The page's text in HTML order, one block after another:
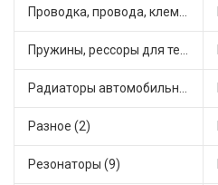
Проводка, провода, клеммы и разъемы (17)
Пружины, рессоры для техники (28)
Радиаторы автомобильные (9)
Разное (2)
Резонаторы (9)